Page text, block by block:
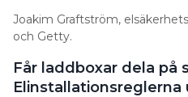
Annonsera
Läs E-tidningen
Joakim Graftström,
och Getty.
Får laddboxar dela på
Elinstallationsreglerna